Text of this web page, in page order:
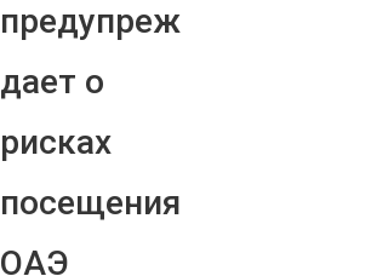
предупреж
дает о
рисках
посещения
ОАЭ